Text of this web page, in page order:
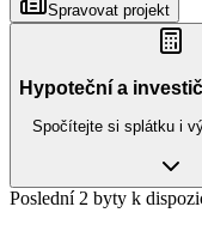
Spravovat projekt
Hypoteční a
Spočítejte si splátku i
Poslední 2 byty k